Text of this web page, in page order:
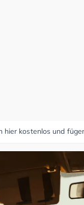
hier kostenlos und